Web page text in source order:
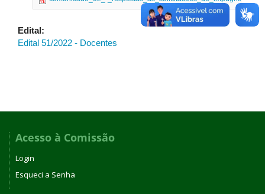
Edital:
Edital 51/2022 - Docentes
Acesso à Comissão
Login
Esqueci a Senha